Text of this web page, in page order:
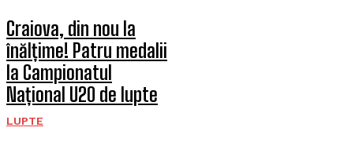
Craiova, din nou la
înălțime! Patru medalii
la Campionatul
Național U20 de lupte
LUPTE